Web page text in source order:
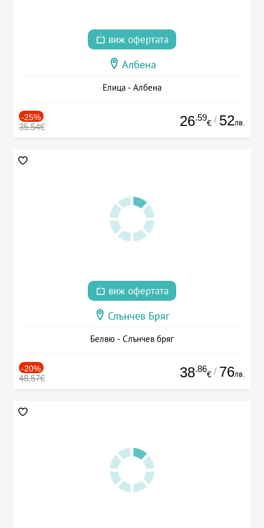
виж офертата
Албена
Елица - Албена
-25%
35.54€ 26.59
€ / 52лв.
виж офертата
Слънчев Бряг
Белвю - Слънчев бряг
-20%
48.57€ 38.86
€ / 76лв.